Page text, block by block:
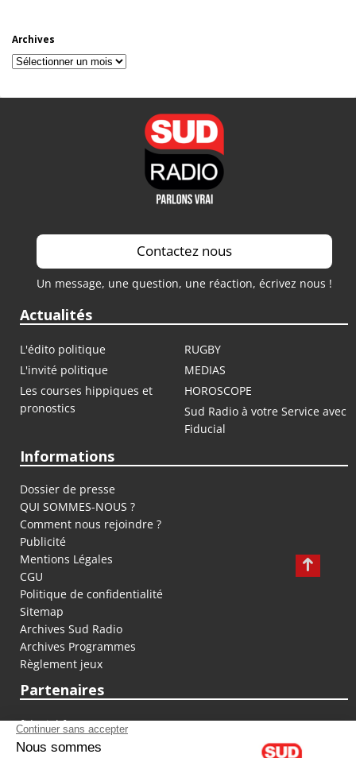
Archives
Archives
Contactez nous
Un message, une question, une réaction, écrivez nous !
Actualités
L'édito politique
RUGBY
L'invité politique
MEDIAS
Les courses hippiques et
pronostics
HOROSCOPE
Sud Radio à votre Service avec
Fiducial
Informations
Dossier de presse
QUI SOMMES-NOUS ?
Comment nous rejoindre ?
Publicité
Mentions Légales
CGU
Politique de confidentialité
Sitemap
Archives Sud Radio
Archives Programmes
Règlement jeux
Partenaires
fiducial.fr
lyoncapitale.fr